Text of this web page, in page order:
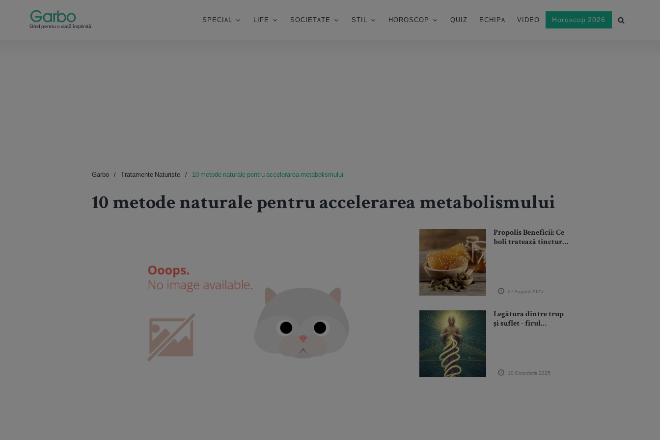
Ghid pentru o viață împlinită
SPECIAL LIFE SOCIETATE STIL HOROSCOP QUIZ ECHIPA VIDEO Horoscop 2026
Garbo Tratamente Naturiste 10 metode naturale pentru accelerarea metabolismului
10 metode naturale pentru accelerarea metabolismului
Propolis Beneficii: Ce
boli tratează tinctura
27 August 2025
Legătura dintre trup
și suflet - firul
10 Octombrie 2025